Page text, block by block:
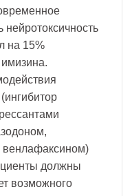
на 15%
имизина.
венлафаксином)
должны
возможного